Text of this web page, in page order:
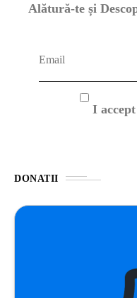
Alătură-te și
I
DONATII